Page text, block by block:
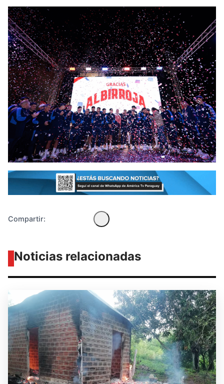
Compartir:
Diseñado por Shiro
Noticias relacionadas